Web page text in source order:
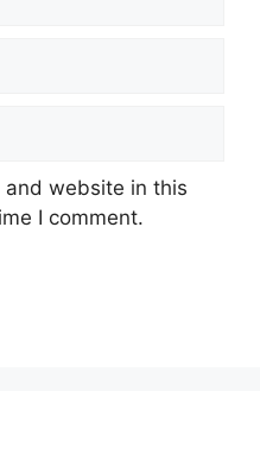
and website in this
I comment.